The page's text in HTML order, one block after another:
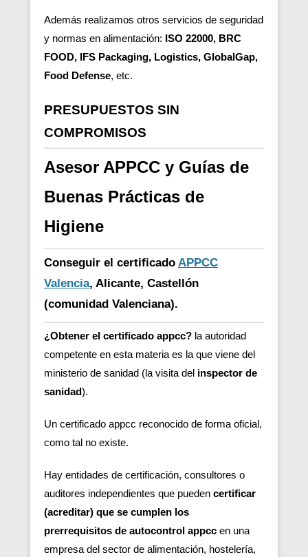
Además realizamos otros servicios de seguridad
y normas en alimentación: ISO 22000, BRC
FOOD, IFS Packaging, Logistics, GlobalGap,
Food Defense, etc.
PRESUPUESTOS SIN
COMPROMISOS
Asesor APPCC y Guías de
Buenas Prácticas de
Higiene
Conseguir el certificado APPCC
Valencia, Alicante, Castellón
(comunidad Valenciana).
¿Obtener el certificado appcc? la autoridad
competente en esta materia es la que viene del
ministerio de sanidad (la visita del inspector de
sanidad).
Un certificado appcc reconocido de forma oficial,
como tal no existe.
Hay entidades de certificación, consultores o
auditores independientes que pueden certificar
(acreditar) que se cumplen los
prerrequisitos de autocontrol appcc en una
empresa del sector de alimentación, hostelería,